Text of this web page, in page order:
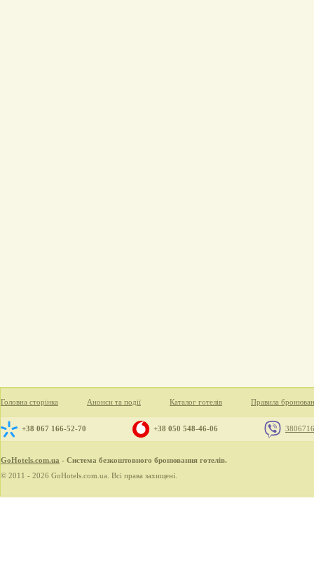
Головна сторінка Анонси та події Каталог готелів Правила
+38 067 166-52-70 +38 050 548-46-06
GoHotels.com.ua - Система безкоштовного бронювання готелів.
© 2011 - 2026 GoHotels.com.ua. Всі права захищені.